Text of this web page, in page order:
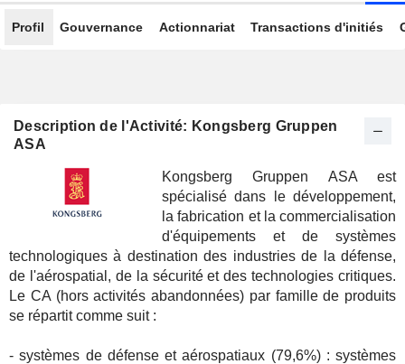
Profil Gouvernance Actionnariat Transactions d'initiés
Description de l'Activité: Kongsberg Gruppen
ASA
Kongsberg Gruppen ASA est
spécialisé dans le développement,
la fabrication et la commercialisation
d'équipements et de systèmes
technologiques à destination des industries de la défense,
de l'aérospatial, de la sécurité et des technologies critiques.
Le CA (hors activités abandonnées) par famille de produits
se répartit comme suit :
- systèmes de défense et aérospatiaux (79,6%) : systèmes